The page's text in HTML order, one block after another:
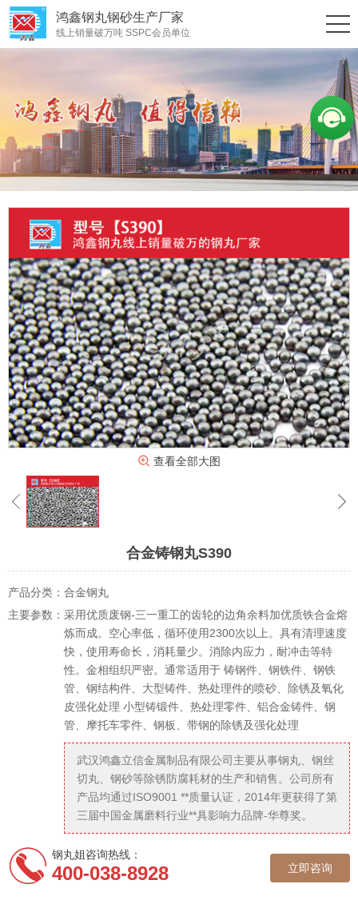
鸿鑫钢丸钢砂生产厂家
线上销量破万吨 SSPC会员单位
查看全部大图
合金铸钢丸S390
产品分类： 合金钢丸
主要参数： 采用优质废钢-三一重工的齿轮的边角余料加优质铁合金熔
炼而成。空心率低，循环使用2300次以上。具有清理速度
快，使用寿命长，消耗量少。消除内应力，耐冲击等特
性。金相组织严密。通常适用于 铸钢件、钢铁件、钢铁
管、钢结构件、大型铸件、热处理件的喷砂、除锈及氧化
皮强化处理 小型铸锻件、热处理零件、铝合金铸件、钢
管、摩托车零件、钢板、带钢的除锈及强化处理
武汉鸿鑫立信金属制品有限公司主要从事钢丸、钢丝
切丸、钢砂等除锈防腐耗材的生产和销售。公司所有
产品均通过ISO9001 **质量认证，2014年更获得了第
三届中国金属磨料行业**具影响力品牌-华尊奖。
钢丸姐咨询热线：
400-038-8928 立即咨询